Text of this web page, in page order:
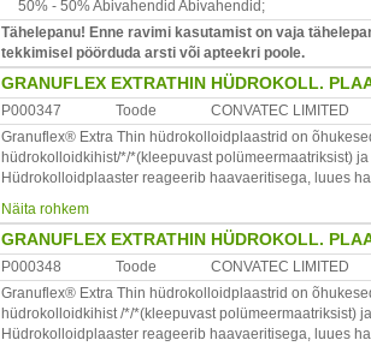
50% - 50% Abivahendid Abivahendid ;
Tähelepanu! Enne ravimi kasutamist on vaja
tekkimisel pöörduda arsti või apteekri poole.
GRANUFLEX EXTRATHIN HÜDROKOLL.
P000347 Toode
CONVATEC LIMITED
Granuflex® Extra Thin hüdrokolloidplaastrid on
hüdrokolloidkihist/*/*(kleepuvast polümeermaatriksist)
Hüdrokolloidplaaster reageerib haavaeritisega, luues
Näidustus:
Kroonilised haavad: kuivad või vähese eritisega haavad.
Värsked haavad : kirurgilised haavad (nt
Kasutamisjuhised:
Ühekordseks kasutamiseks.
KASUTADA PLAASTRIT, MIS ULATUB 2 CM ÜLE
Näita rohkem
GRANUFLEX EXTRATHIN HÜDROKOLL.
P000348 Toode
CONVATEC LIMITED
Granuflex® Extra Thin hüdrokolloidplaastrid on
hüdrokolloidkihist /*/*(kleepuvast polümeermaatriksist)
Hüdrokolloidplaaster reageerib haavaeritisega, luues